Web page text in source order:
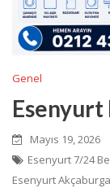
Genel
Esenyurt
Mayıs 19, 2026
Esenyurt 7/24
Esenyurt